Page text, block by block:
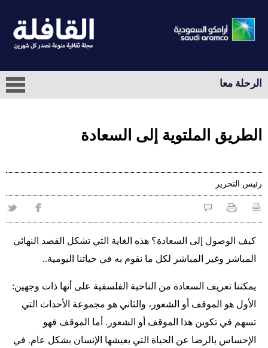
الرحلة معا
الطريق الملتوية إلى السعادة
رئيس التحرير
كيف الوصول إلى السعادة؟ هذه الغاية التي تشكل القصد النهائي
المباشر وغير المباشر لكل ما نقوم به في حياتنا اليومية..
يمكننا تعريف السعادة من الناحية الفلسفية على أنها ذات وجهين:
الأول هو الموقف أو الشعور، والثاني هو مجموعة الأحداث التي
تسهم في تكوين هذا الموقف أو الشعور. أما الموقف فهو
الإحساس بالرضا عن الحياة التي يعيشها الإنسان بشكل عام. في